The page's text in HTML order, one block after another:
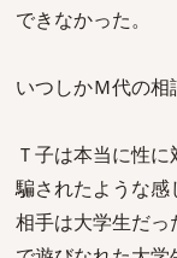
できなかった。
いつしかＭ代の相
Ｔ子は本当に性
騙されたような感
相手は大学生だ